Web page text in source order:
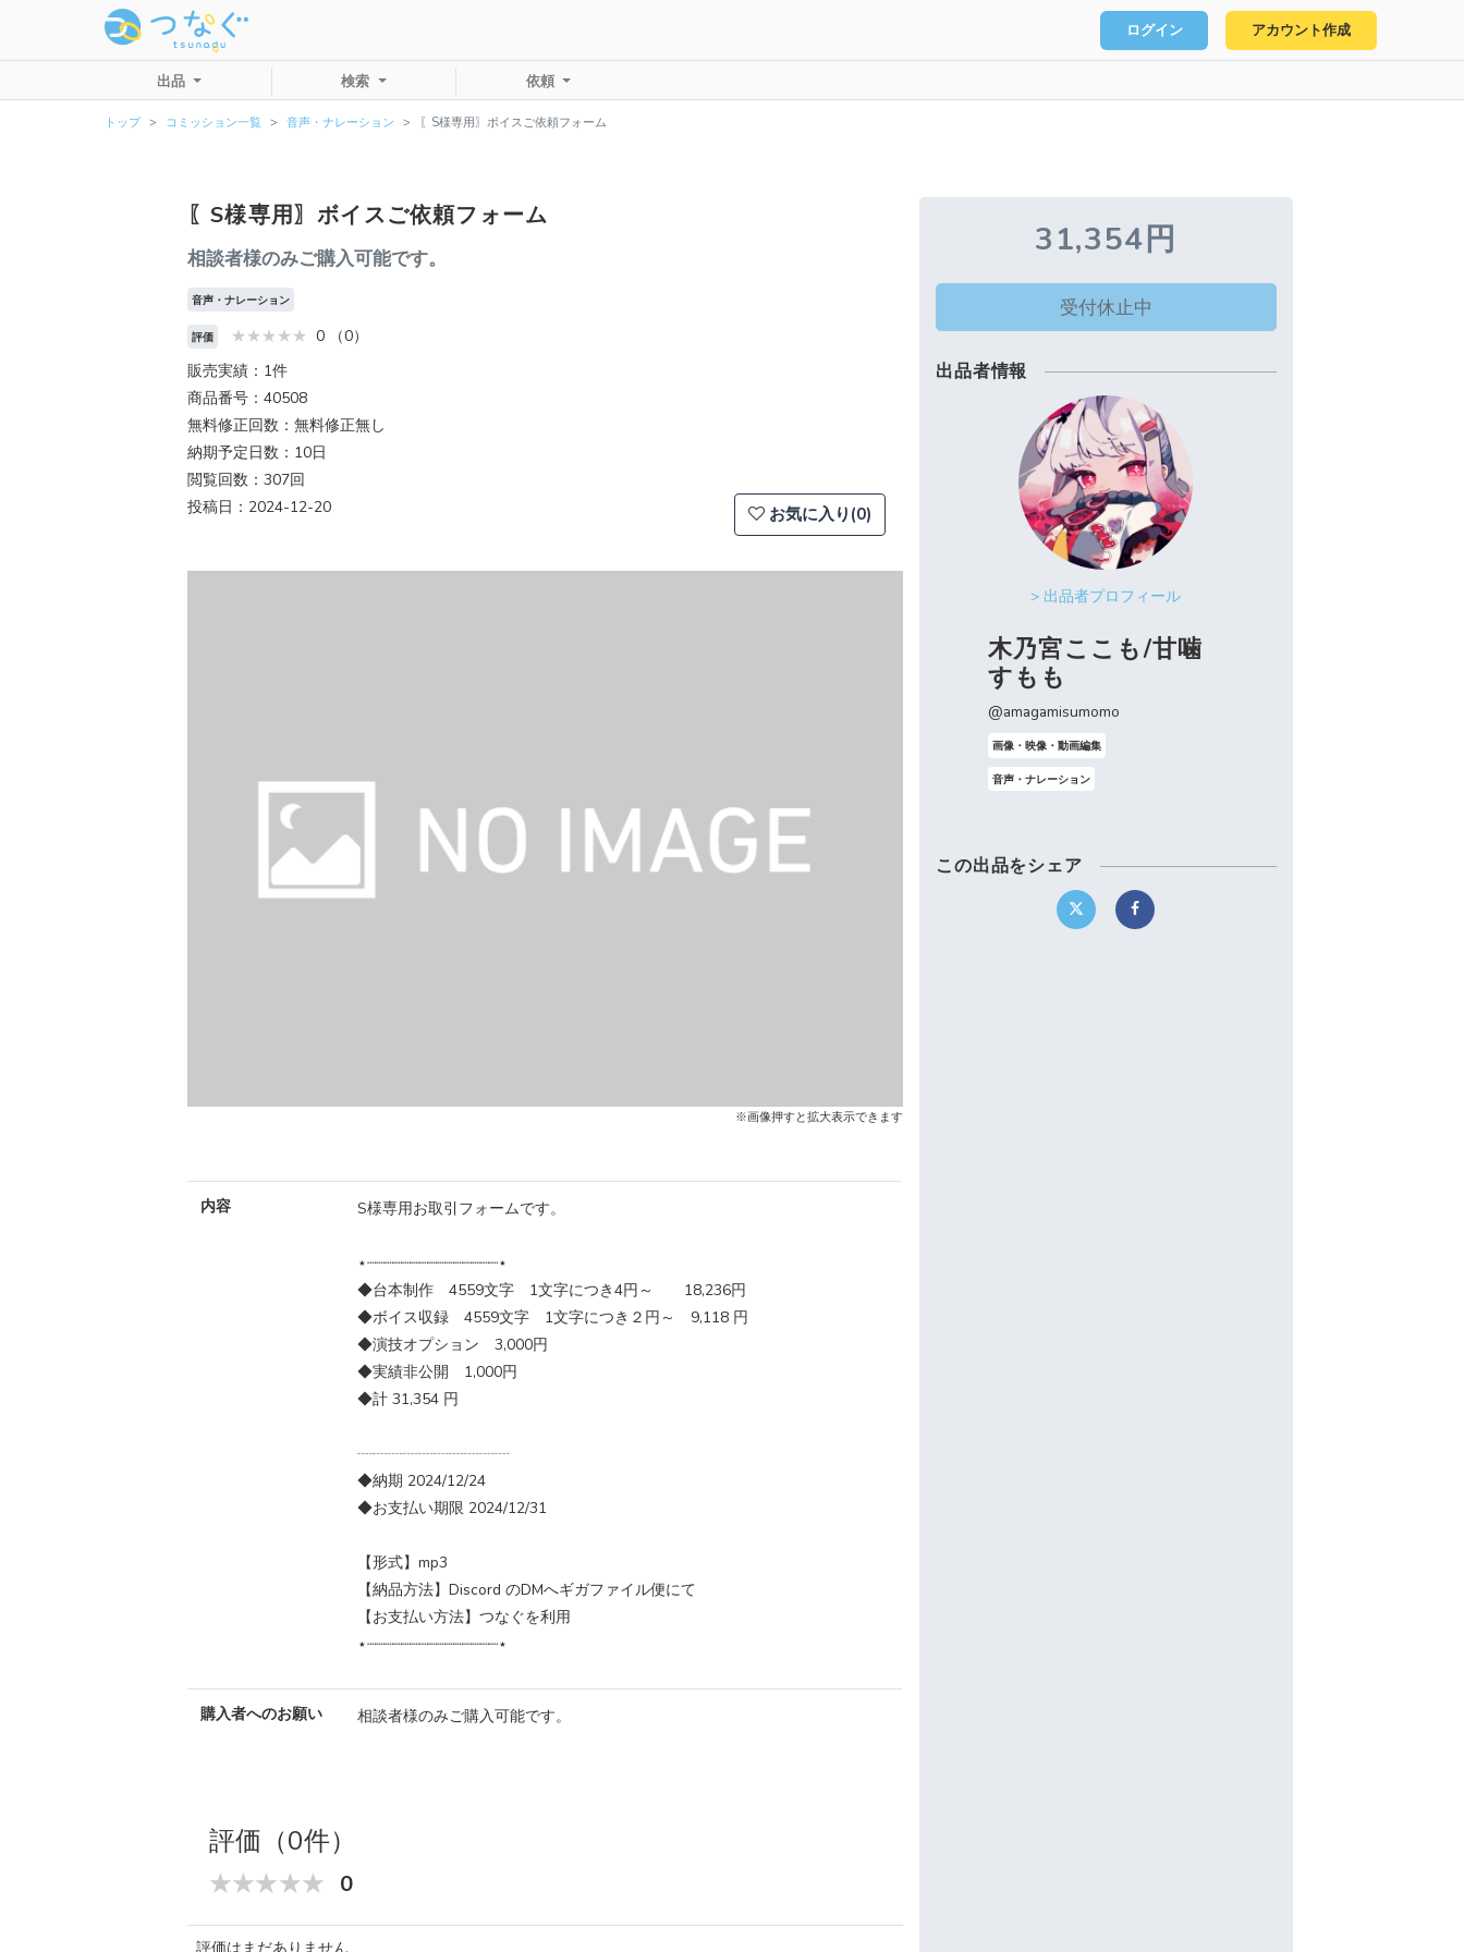
ログイン アカウント作成
出品 検索 依頼
トップ コミッション一覧 音声・ナレーション 〖S様専用〗ボイスご依頼フォーム
〖S様専用〗ボイスご依頼フォーム
相談者様のみご購入可能です。
音声・ナレーション
評価
0 （0）
販売実績：1件
商品番号：40508
無料修正回数：無料修正無し
納期予定日数：10日
閲覧回数：307回
投稿日：2024-12-20
お気に入り(0)
※画像押すと拡大表示できます
内容 S様専用お取引フォームです。
⋆┈┈┈┈┈┈┈┈┈┈┈┈┈┈┈⋆
◆台本制作 4559文字 1文字につき4円～ 18,236円
◆ボイス収録 4559文字 1文字につき２円～ 9,118 円
◆演技オプション 3,000円
◆実績非公開 1,000円
◆計 31,354 円
┈┈┈┈┈┈┈┈┈┈
◆納期 2024/12/24
◆お支払い期限 2024/12/31
【形式】mp3
【納品方法】Discord のDMへギガファイル便にて
【お支払い方法】つなぐを利用
⋆┈┈┈┈┈┈┈┈┈┈┈┈┈┈┈⋆
購入者へのお願い 相談者様のみご購入可能です。
評価（0件）
0
31,354円
受付休止中
出品者情報
> 出品者プロフィール
木乃宮ここも/甘噛
すもも
@amagamisumomo
画像・映像・動画編集
音声・ナレーション
この出品をシェア